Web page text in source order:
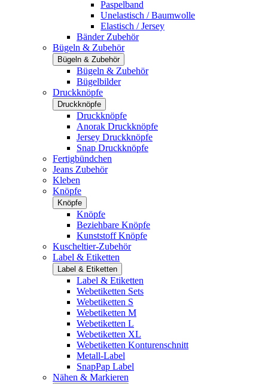
Paspelband
Unelastisch / Baumwolle
Elastisch / Jersey
Bänder Zubehör
Bügeln & Zubehör
Bügeln & Zubehör
Bügeln & Zubehör
Bügelbilder
Druckknöpfe
Druckknöpfe
Druckknöpfe
Anorak Druckknöpfe
Jersey Druckknöpfe
Snap Druckknöpfe
Fertigbündchen
Jeans Zubehör
Kleben
Knöpfe
Knöpfe
Knöpfe
Beziehbare Knöpfe
Kunststoff Knöpfe
Kuscheltier-Zubehör
Label & Etiketten
Label & Etiketten
Label & Etiketten
Webetiketten Sets
Webetiketten S
Webetiketten M
Webetiketten L
Webetiketten XL
Webetiketten Konturenschnitt
Metall-Label
SnapPap Label
Nähen & Markieren